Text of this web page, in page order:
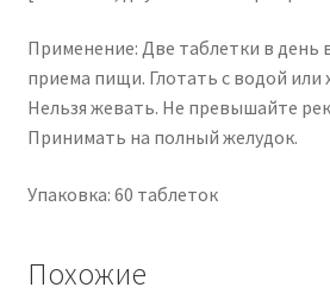
Применение: Две таблетки в день
приема пищи. Глотать с водой
Нельзя жевать. Не превышайте
Принимать на полный желудок.
Упаковка: 60 таблеток
Похожие